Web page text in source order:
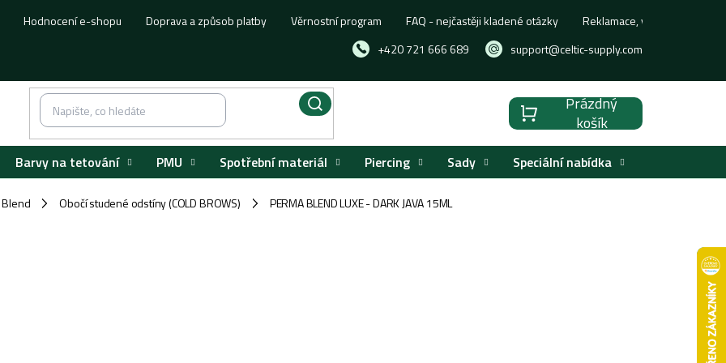
+420 721 666 689 support@celtic-supply.com
Hodnocení e-shopu Doprava a způsob platby Věrnostní program FAQ - nejčastěji kladené otázky Reklamace, výměna nebo
Nákupní
košík
Prázdný
košík
Barvy na tetování PMU Spotřební materiál Piercing Sady Speciální nabídka
/ Obočí studené odstíny (COLD BROWS) / PERMA BLEND LUXE - DARK JAVA 15ML